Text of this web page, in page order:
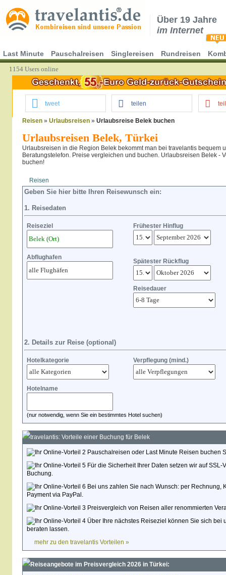
Über 19 Jahre
im Internet
Last Minute Pauschalreisen Singlereisen Rundreisen
1154 Users online
tweet teilen
Reisen » Urlaubsreisen » Urlaubsreise Belek buchen
Urlaubsreisen Belek, Türkei
Urlaubsreisen in die Region Belek bekommt man bei travelantis bequem
Beratungstelefon. Preise vergleichen und buchen. Urlaubsreisen Belek -
buchen!
Reisen
Geben Sie hier bitte Ihren Reisewunsch ein:
1. Reisedaten
Reiseziel Frühester Hinflug
Abflughafen
Spätester Rückflug
Reisedauer
2. Details zur Reise (optional)
Hotelkategorie Verpflegung (mind.)
Hotelname
(nur notwendig, wenn Sie ein bestimmtes Hotel suchen)
travelantis: Vorteile einer Buchung für Belek
Pauschalreisen oder Last Minute Reisen buchen
Für die Sicherheit Ihrer Daten setzen wir auf
Buchung.
Bei uns zahlen Sie nach Wunsch: per Rechnung,
Payment via PayPal.
Preisvergleich von Reisen aller renommierten
Über Ihre nächstes Reiseziel können Sie sich bei
beraten lassen.
mehr zu den travelantis Vorteilen »
Reiseangebote im Preisvergleich 2026 in Türkei: